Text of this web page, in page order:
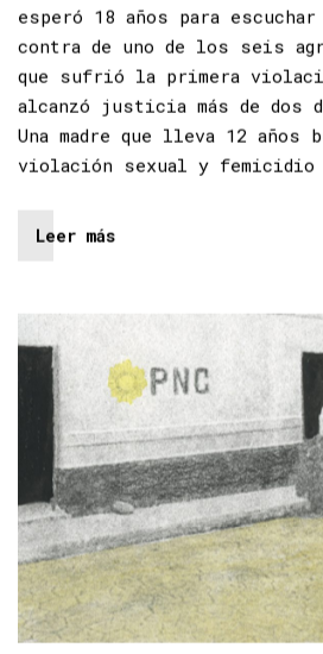
esperó 18 años para
contra de uno de los seis
que sufrió la primera
alcanzó justicia más de dos
Una madre que lleva 12 años
violación sexual y
Leer más